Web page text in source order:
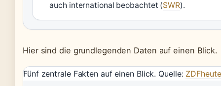
auch international beobachtet (SWR).
Hier sind die grundlegenden Daten auf einen Blick.
Fünf zentrale Fakten auf einen Blick. Quelle: ZDFheute